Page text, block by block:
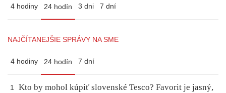
4 hodiny 24 hodín 3 dni 7 dní
NAJČÍTANEJŠIE SPRÁVY NA SME
4 hodiny 24 hodín 7 dní
1
Kto by mohol kúpiť slovenské Tesco? Favorit je jasný,